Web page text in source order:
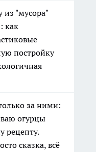
из "мусора"
как
постройку
за ними:
огурцы
рецепту.
сказка, всё